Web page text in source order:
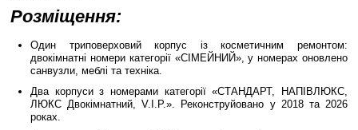
Розміщення:
Один триповерховий корпус із косметичним ремонтом:
двокімнатні номери категорії «СІМЕЙНИЙ», у номерах оновлено
санвузли, меблі та техніка.
Два корпуси з номерами категорії «СТАНДАРТ, НАПІВЛЮКС,
ЛЮКС Двокімнатний, V.I.P.». Реконструйовано у 2018 та 2026
роках.